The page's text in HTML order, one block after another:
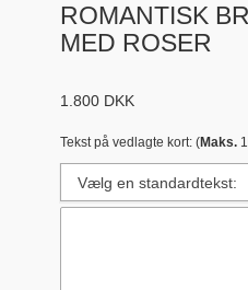
ROMANTISK
MED ROSER
1.800 DKK
Tekst på vedlagte kort: (Maks.